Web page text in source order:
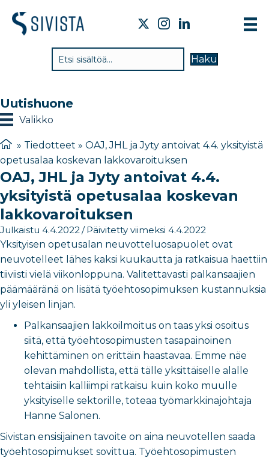
Haku
Uutishuone
Valikko
» Tiedotteet » OAJ, JHL ja Jyty antoivat 4.4. yksityistä
opetusalaa koskevan lakkovaroituksen
OAJ, JHL ja Jyty antoivat 4.4.
yksityistä opetusalaa koskevan
lakkovaroituksen
Julkaistu 4.4.2022/ Päivitetty viimeksi 4.4.2022
Yksityisen opetusalan neuvotteluosapuolet ovat
neuvotelleet lähes kaksi kuukautta ja ratkaisua haettiin
tiiviisti vielä viikonloppuna. Valitettavasti palkansaajien
päämääränä on lisätä työehtosopimuksen kustannuksia
yli yleisen linjan.
Palkansaajien lakkoilmoitus on taas yksi osoitus
siitä, että työehtosopimusten tasapainoinen
kehittäminen on erittäin haastavaa. Emme näe
olevan mahdollista, että tälle yksittäiselle alalle
tehtäisiin kalliimpi ratkaisu kuin koko muulle
yksityiselle sektorille, toteaa työmarkkinajohtaja
Hanne Salonen.
Sivistan ensisijainen tavoite on aina neuvotellen saada
työehtosopimukset sovittua. Työehtosopimusten